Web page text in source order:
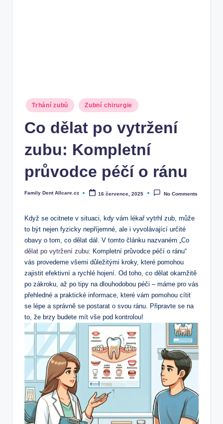
Posted
in
Trhání zubů Zubní chirurgie
Co dělat po vytržení
zubu: Kompletní
průvodce péčí o ránu
Posted
Family Dent Allcare.cz 16 července, 2025 No Comments
Když ⁤se ocitnete v‍ situaci, kdy vám lékař vytrhl ⁢zub, může
to být nejen fyzicky nepříjemné, ale i vyvolávající určité⁤
obavy o tom, co dělat dál. V tomto článku ‍nazvaném „Co
dělat po vytržení zubu: Kompletní průvodce péčí o ránu“
vás provedeme všemi důležitými ​kroky, které pomohou
zajistit ⁣efektivní a rychlé hojení. Od toho, co dělat okamžitě
po zákroku,​ až po tipy na dlouhodobou péči – máme pro vás
⁢přehledné a praktické ‍informace, které vám pomohou cítit
se ‌lépe a správně se postarat o svou ránu. ‍Připravte ​se na
to, že brzy budete mít ⁣vše pod kontrolou!